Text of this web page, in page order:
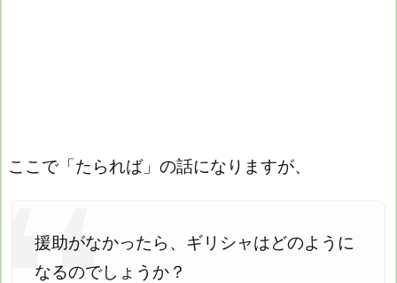
ここで「たられば」の話になりますが、
援助がなかったら、ギリシャはどのように
なるのでしょうか？